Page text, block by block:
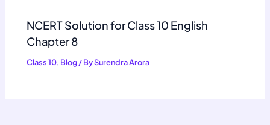
NCERT Solution for Class 10 English
Chapter 8
Class 10, Blog/ BySurendra Arora